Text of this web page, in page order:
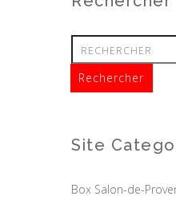
Site
Box Salon-de-